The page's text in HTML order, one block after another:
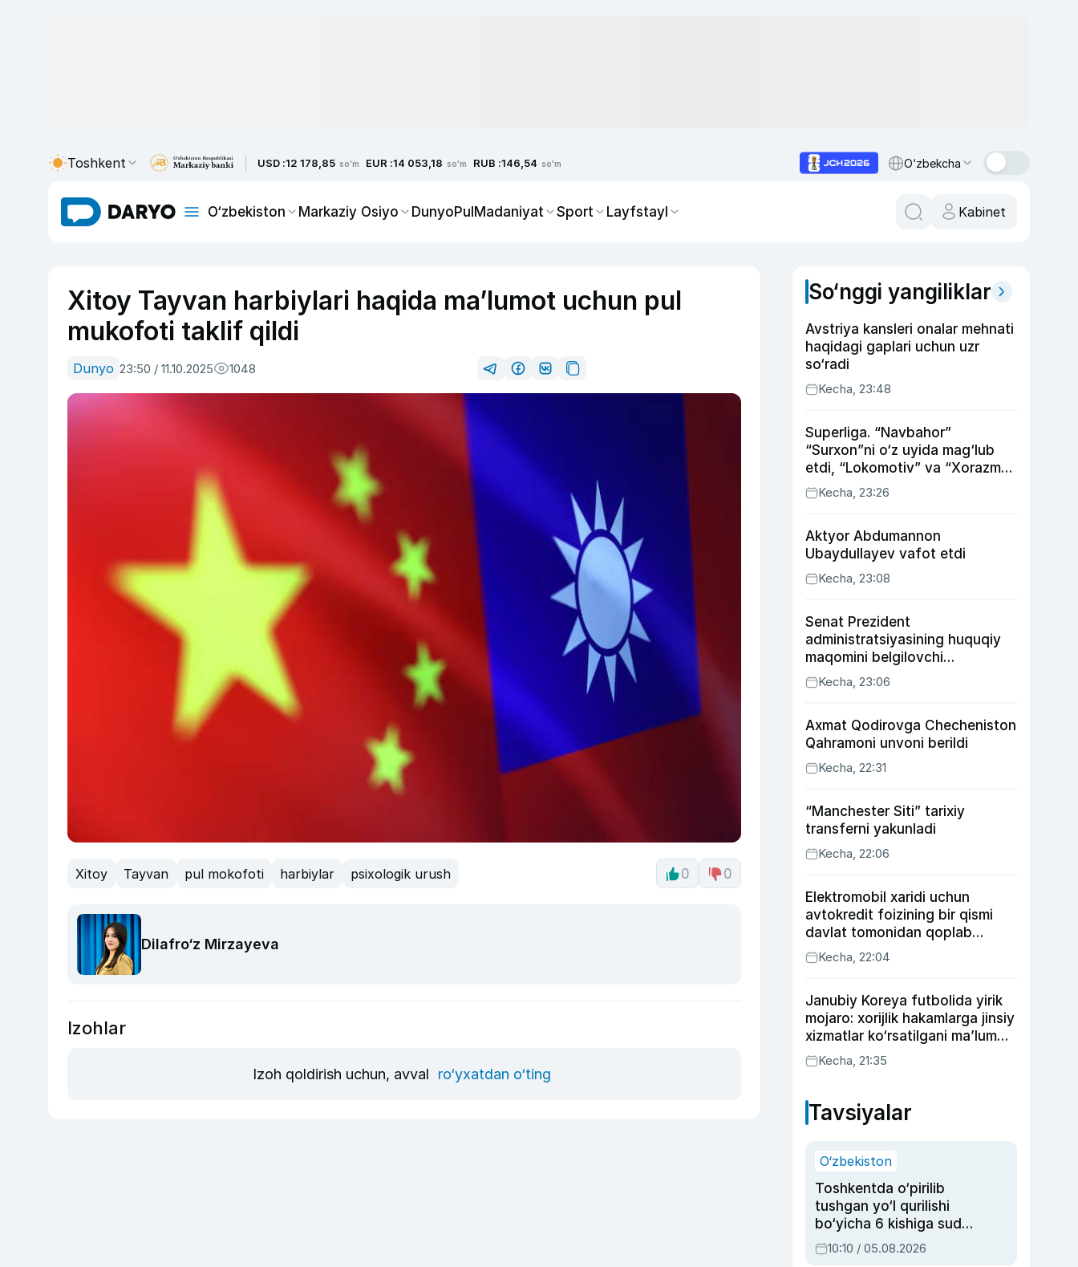
Toshkent USD :12 178,85 so'm EUR :14 053,18 so'm RUB :146,54 so'm O‘zbekcha
O‘zbekiston Markaziy Osiyo DunyoPulMadaniyat Sport Layfstayl Kabinet
Xitoy Tayvan harbiylari haqida ma’lumot uchun pul
mukofoti taklif qildi
Dunyo 23:50 / 11.10.2025 1048
Xitoy Tayvan pul mokofoti harbiylar psixologik urush 0 0
Dilafro‘z Mirzayeva
Izohlar
Izoh qoldirish uchun, avval ro‘yxatdan o‘ting
So‘nggi yangiliklar
Avstriya kansleri onalar mehnati
haqidagi gaplari uchun uzr
so‘radi
Kecha, 23:48
Superliga. “Navbahor”
“Surxon”ni o‘z uyida mag‘lub
etdi, “Lokomotiv” va “Xorazm”
uyda g‘alaba qozondi
Kecha, 23:26
Aktyor Abdu­mannon
Ubaydullayev vafot etdi
Kecha, 23:08
Senat Prezident
administratsiyasining huquqiy
maqomini belgilovchi
konstitutsiyaviy qonunni
ma’qulladi
Kecha, 23:06
Axmat Qodirovga Checheniston
Qahramoni unvoni berildi
Kecha, 22:31
“Manchester Siti” tarixiy
transferni yakunladi
Kecha, 22:06
Elektromobil xaridi uchun
avtokredit foizining bir qismi
davlat tomonidan qoplab
berilishi mumkin
Kecha, 22:04
Janubiy Koreya futbolida yirik
mojaro: xorijlik hakamlarga jinsiy
xizmatlar ko‘rsatilgani ma’lum
qilindi
Kecha, 21:35
Tavsiyalar
O‘zbekiston
Toshkentda o‘pirilib
tushgan yo‘l qurilishi
bo‘yicha 6 kishiga sud
hukmi o‘qildi
10:10 / 05.08.2026